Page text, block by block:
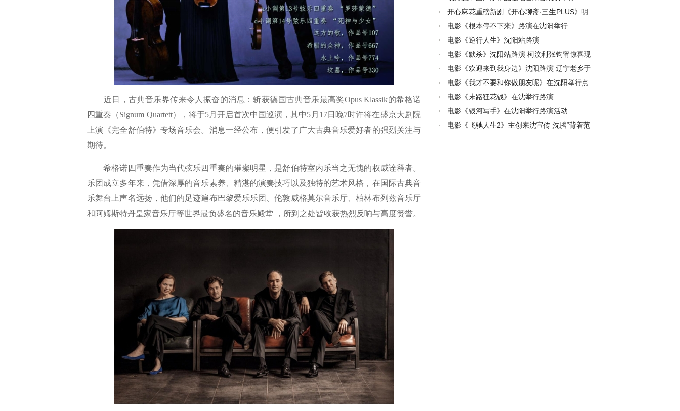
近日，古典音乐界传来令人振奋的消息：斩获德国古典音乐最高奖Opus Klassik的希格诺
四重奏（Signum Quartett），将于5月开启首次中国巡演，其中5月17日晚7时许将在盛京大剧院
上演《完全舒伯特》专场音乐会。消息一经公布，便引发了广大古典音乐爱好者的强烈关注与
期待。
希格诺四重奏作为当代弦乐四重奏的璀璨明星，是舒伯特室内乐当之无愧的权威诠释者。
乐团成立多年来，凭借深厚的音乐素养、精湛的演奏技巧以及独特的艺术风格，在国际古典音
乐舞台上声名远扬，他们的足迹遍布巴黎爱乐乐团、伦敦威格莫尔音乐厅、柏林布列兹音乐厅
和阿姆斯特丹皇家音乐厅等世界最负盛名的音乐殿堂 ，所到之处皆收获热烈反响与高度赞誉。
开心麻花重磅新剧《开心聊斋·三生PLUS》明
星场沈阳首演
电影《根本停不下来》路演在沈阳举行
电影《逆行人生》沈阳站路演
电影《默杀》沈阳站路演 柯汶利张钧甯惊喜现
身
电影《欢迎来到我身边》沈阳路演 辽宁老乡于
适谈角色：贴近生活积极向上
电影《我才不要和你做朋友呢》在沈阳举行点
映
电影《末路狂花钱》在沈举行路演
电影《银河写手》在沈阳举行路演活动
电影《飞驰人生2》主创来沈宣传 沈腾“背着范